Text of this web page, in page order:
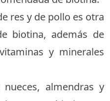
res y de pollo es otra
biotina, además de
y minerales
nueces, almendras y